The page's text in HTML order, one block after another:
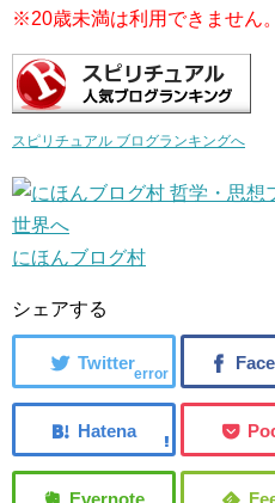
※20歳未満は利用できません。
スピリチュアル ブログランキングへ
にほんブログ村
シェアする
error